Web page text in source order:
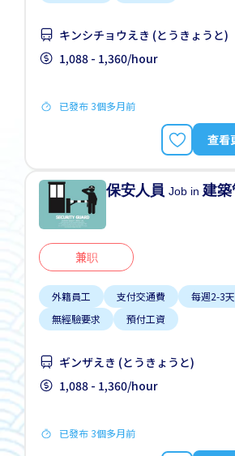
キンシチョウえき (とうきょうと)
1,088 - 1,360/hour
已發布 3個多月前
查看
保安人員Job in建築
兼职
外籍員工 支付交通費
每週2-3天
無經驗要求
預付工資
ギンザえき (とうきょうと)
1,088 - 1,360/hour
已發布 3個多月前